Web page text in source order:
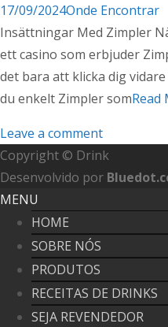
17/09/2024Onde Encontrar
Insättningar Med Zimpler
ett casino som erbjuder
det bara att klicka dig
du enkelt Zimpler somRead
Leave a comment
Copyright © Drink
Desenvolvido por
MENU
HOME
SOBRE NÓS
PRODUTOS
RECEITAS DE DRINKS
SEJA REVENDEDOR